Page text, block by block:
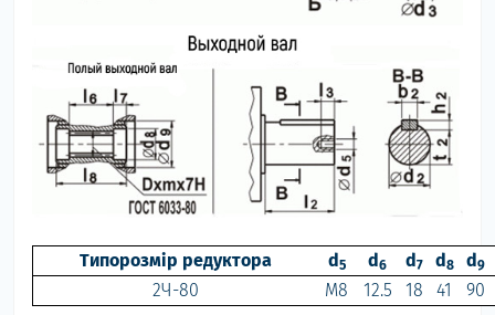
Типорозмір редуктора d5 d6 d7 d8 d9
2Ч-80 М8 12.5 18 41 90